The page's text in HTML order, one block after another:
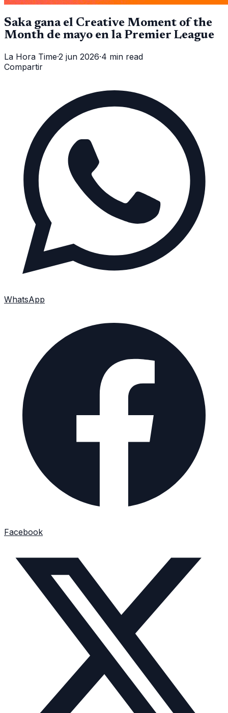
Saka gana el Creative Moment of the
Month de mayo en la Premier League
La Hora Time·2 jun 2026·4 min read
Compartir
WhatsApp
Facebook